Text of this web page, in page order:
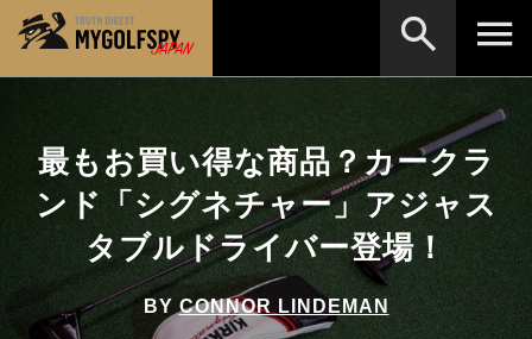
最もお買い得な商品？カークラ
ンド「シグネチャー」アジャス
タブルドライバー登場！
BY CONNOR LINDEMAN
テストランキング
NEW RELEASES 新製品情報
HOW TO ゴルフ上達・実践テクニック
テスト・データ検証
Golf News ゴルフニュース
※メーカー名やクラブ名など、検索したい事柄を入
力してください。
検索